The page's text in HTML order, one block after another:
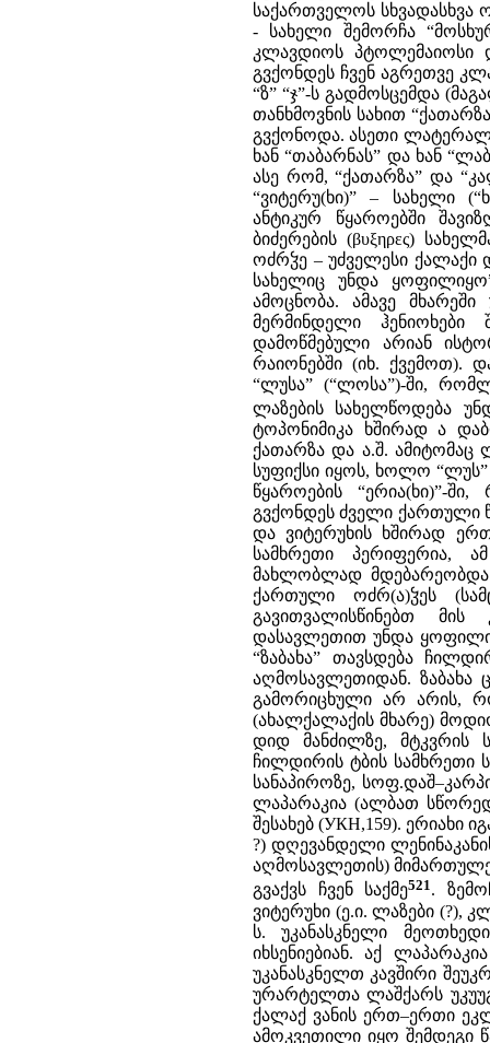
საქართველოს სხვადასხვა
- სახელი შემორჩა
კლავდიოს პტოლემაიოსი
გვქონდეს ჩვენ აგრეთვე
“ზ” “ჯ”-ს გადმოსცემდა
თანხმოვნის სახით
გვქონოდა. ასეთი
ხან “თაბარნას” და ხან
ასე რომ, “ქათარზა” და
“ვიტერუ(ხი)” – სახელი
ანტიკურ წყაროებში
ბიძერების (βυξηρες)
ოძრჴე – უძველესი ქალაქი
სახელიც უნდა
ამოცნობა. ამავე
მერმინდელი ჰენიოხები
დამოწმებული არიან
რაიონებში (იხ. ქვემოთ).
“ლუსა” (“ლოსა”)-ში,
ლაზების სახელწოდება
ტოპონიმიკა ხშირად ა
ქათარზა და ა.შ. ამიტომაც
სუფიქსი იყოს, ხოლო
წყაროების “ერია(ხი)”-
გვქონდეს ძველი ქართული
და ვიტერუხის ხშირად
სამხრეთი პერიფერია,
მახლობლად
ქართული ოძრ(ა)ჴეს
გავითვალისწინებთ მის
დასავლეთით უნდა
“ზაბახა” თავსდება
აღმოსავლეთიდან. ზაბახა
გამორიცხული არ არის,
(ახალქალაქის მხარე)
დიდ მანძილზე, მტკვრის
ჩილდირის ტბის სამხრეთი
სანაპიროზე,
ლაპარაკია (ალბათ
შესახებ (УКН,159). ერიახი
?) დღევანდელი
აღმოსავლეთის)
გვაქვს ჩვენ საქმე521 .
ვიტერუხი (ე.ი. ლაზები (?),
ს. უკანასკნელი
იხსენიებიან. აქ
უკანასკნელთ კავშირი
ურარტელთა ლაშქარს
ქალაქ ვანის ერთ–ერთი
ამოკვეთილი იყო შემდეგი